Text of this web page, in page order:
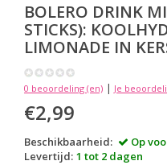
BOLERO DRINK
STICKS):
LIMONADE IN
0 beoordeling (en) | Je
€2,99
Beschikbaarheid:
Op
Levertijd: 1 tot 2 dagen